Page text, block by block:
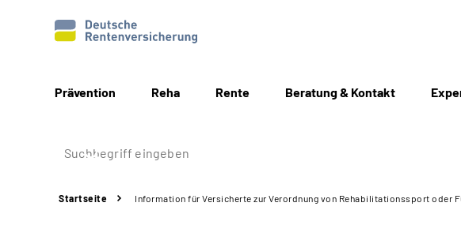
Prävention Reha Rente Beratung & Kontakt
Startseite Information für Versicherte zur Verordnung von Rehabilitationssport oder